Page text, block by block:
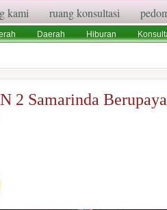
kami ruang konsultasi
Daerah Hiburan
2 Samarinda